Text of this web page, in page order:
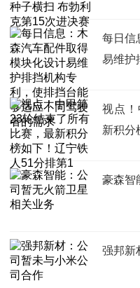
每日信
易维护
视点！
新积分
豪森智
强邦新